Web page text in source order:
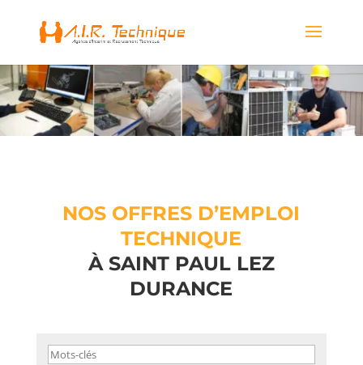
NOS OFFRES D’EMPLOI
TECHNIQUE
À SAINT PAUL LEZ
DURANCE